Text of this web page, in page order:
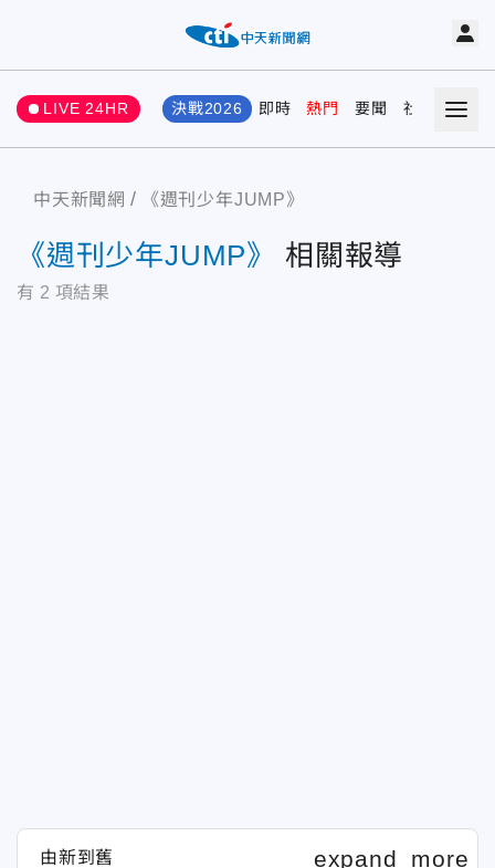
LIVE 24HR 決戰2026 即時 熱門 要聞 社會 娛樂
中天新聞網 《週刊少年JUMP》
《週刊少年JUMP》 相關報導
有 2 項結果